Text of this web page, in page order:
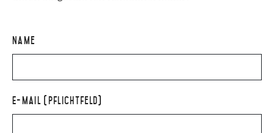
Name
E-Mail (Pflichtfeld)